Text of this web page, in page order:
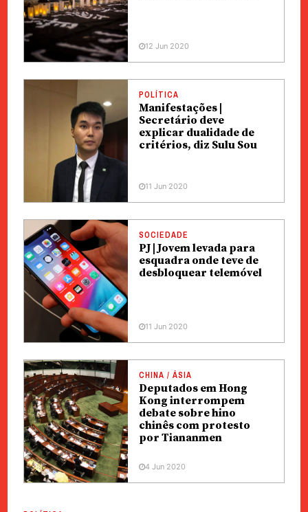
12 Jun 2020
POLÍTICA
Manifestações |
Secretário deve
explicar dualidade de
critérios, diz Sulu Sou
11 Jun 2020
SOCIEDADE
PJ | Jovem levada para
esquadra onde teve de
desbloquear telemóvel
11 Jun 2020
CHINA / ÁSIA
Deputados em Hong
Kong interrompem
debate sobre hino
chinês com protesto
por Tiananmen
4 Jun 2020